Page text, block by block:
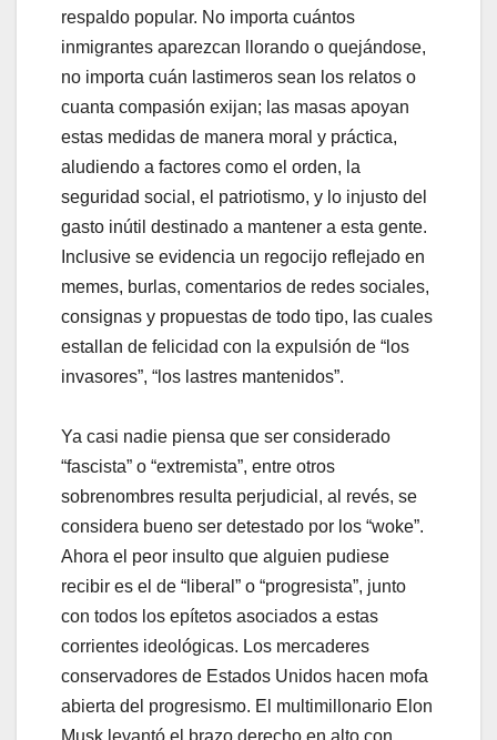
respaldo popular. No importa cuántos
inmigrantes aparezcan llorando o quejándose,
no importa cuán lastimeros sean los relatos o
cuanta compasión exijan; las masas apoyan
estas medidas de manera moral y práctica,
aludiendo a factores como el orden, la
seguridad social, el patriotismo, y lo injusto del
gasto inútil destinado a mantener a esta gente.
Inclusive se evidencia un regocijo reflejado en
memes, burlas, comentarios de redes sociales,
consignas y propuestas de todo tipo, las cuales
estallan de felicidad con la expulsión de “los
invasores”, “los lastres mantenidos”.
Ya casi nadie piensa que ser considerado
“fascista” o “extremista”, entre otros
sobrenombres resulta perjudicial, al revés, se
considera bueno ser detestado por los “woke”.
Ahora el peor insulto que alguien pudiese
recibir es el de “liberal” o “progresista”, junto
con todos los epítetos asociados a estas
corrientes ideológicas. Los mercaderes
conservadores de Estados Unidos hacen mofa
abierta del progresismo. El multimillonario Elon
Musk levantó el brazo derecho en alto con